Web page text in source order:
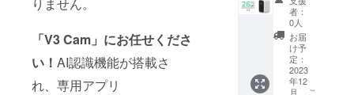
「V3 Cam」にお任せくださ
い！ AI認識機能が搭載さ
れ、専用アプリ
くぎ×4
SIMカー
ドリ
リース
ピン×1
日本語
取扱説
円（税
込） ※
送料無
料（日
本国内
限定）
内容
者：
0人
お届
け予
定：
2023
年12
月
こ